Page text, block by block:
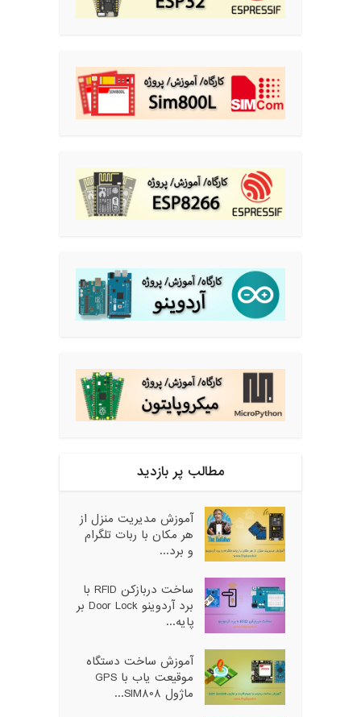
مطالب پر بازدید
آموزش مدیریت منزل از
هر مکان با ربات تلگرام
و برد...
ساخت دربازکن RFID با
برد آردوینو Door Lock بر
پایه...
آموزش ساخت دستگاه
موقیعت یاب با GPS
ماژول SIM808...